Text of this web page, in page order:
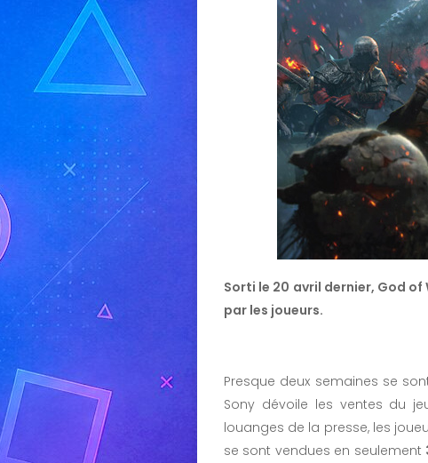
Sorti le 20 avril dernier, God
par les joueurs.
Presque deux semaines se
Sony dévoile les ventes du
louanges de la presse, les
se sont vendues en seulement